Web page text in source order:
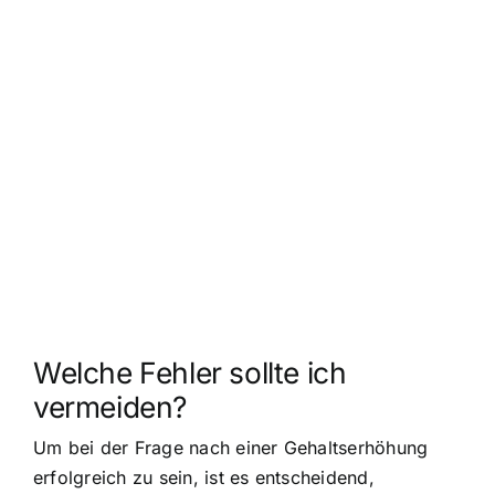
Welche Fehler sollte ich
vermeiden?
Um bei der Frage nach einer Gehaltserhöhung
erfolgreich zu sein, ist es entscheidend,